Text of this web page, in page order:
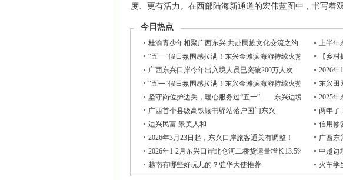
度、更有活力。在西部陆海新通道的宏伟蓝图中，书写着
今日热点
桂渝青少年相聚广西东兴 共赴民族文化交流之约
上半年
“五一”假日氛围感拉满！东兴金滩滨海游持续火热 八方游客逐
【乡
广西东兴口岸今年出入境人员已突破200万人次
2026年
“五一”假日氛围感拉满！东兴金滩滨海游持续火热 八方游客逐
东兴田
坚守岗位护边关，暖心服务过“五一”——东兴边境检查站全力
2025年
广西首个县级高铁读书驿站落户国门东兴
两年了
边兴民富 景美人和
信用修
2026年3月23日起，东兴口岸旅客通关有调整！
广西东
2026年1-2月东兴口岸北仑河二桥货运量增长13.5%
中越边
越南有哪些好玩儿的？驻华大使推荐
火车学